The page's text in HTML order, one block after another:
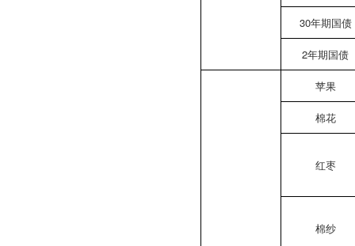
30年期国债
2年期国债
苹果
棉花
红枣
棉纱